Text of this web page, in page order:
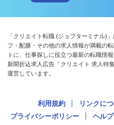
「クリエイト転職 (ジョブターミナル)
フ・配膳・その他の求人情報が満載の
トに、仕事探しに役立つ最新の転職情
新聞折込求人広告「クリエイト 求人特
運営しています。
利用規約 リンクに
プライバシーポリシー
ヘルプ